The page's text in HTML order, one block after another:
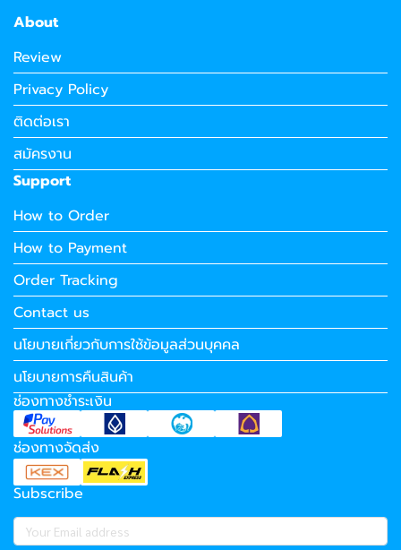
About
Review
Privacy Policy
ติดต่อเรา
สมัครงาน
Support
How to Order
How to Payment
Order Tracking
Contact us
นโยบายเกี่ยวกับการใช้ข้อมูลส่วนบุคคล
นโยบายการคืนสินค้า
ช่องทางชำระเงิน
ช่องทางจัดส่ง
Subscribe